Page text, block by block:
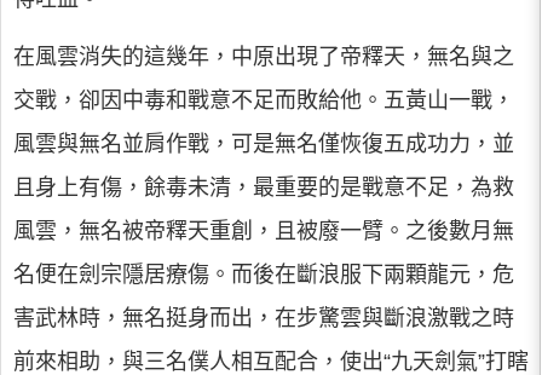
在風雲消失的這幾年，中原出現了帝釋天，無名與之
交戰，卻因中毒和戰意不足而敗給他。五黃山一戰，
風雲與無名並肩作戰，可是無名僅恢復五成功力，並
且身上有傷，餘毒未清，最重要的是戰意不足，為救
風雲，無名被帝釋天重創，且被廢一臂。之後數月無
名便在劍宗隱居療傷。而後在斷浪服下兩顆龍元，危
害武林時，無名挺身而出，在步驚雲與斷浪激戰之時
前來相助，與三名僕人相互配合，使出“九天劍氣”打瞎